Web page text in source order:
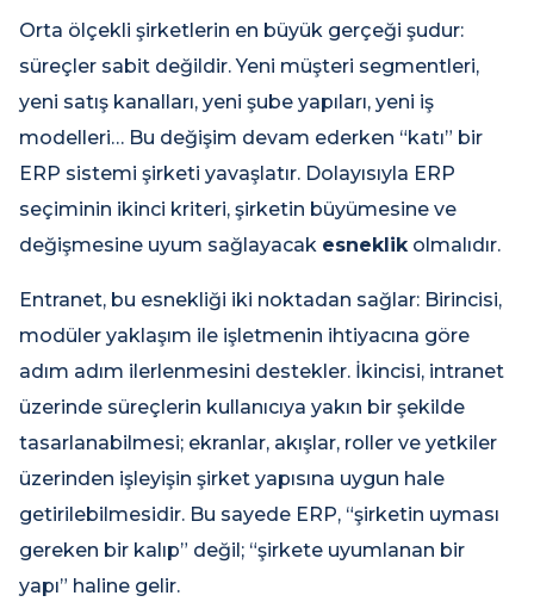
Orta ölçekli şirketlerin en büyük gerçeği şudur:
süreçler sabit değildir. Yeni müşteri segmentleri,
yeni satış kanalları, yeni şube yapıları, yeni iş
modelleri… Bu değişim devam ederken “katı” bir
ERP sistemi şirketi yavaşlatır. Dolayısıyla ERP
seçiminin ikinci kriteri, şirketin büyümesine ve
değişmesine uyum sağlayacak esneklikolmalıdır.
Entranet, bu esnekliği iki noktadan sağlar: Birincisi,
modüler yaklaşım ile işletmenin ihtiyacına göre
adım adım ilerlenmesini destekler. İkincisi, intranet
üzerinde süreçlerin kullanıcıya yakın bir şekilde
tasarlanabilmesi; ekranlar, akışlar, roller ve yetkiler
üzerinden işleyişin şirket yapısına uygun hale
getirilebilmesidir. Bu sayede ERP, “şirketin uyması
gereken bir kalıp” değil; “şirkete uyumlanan bir
yapı” haline gelir.